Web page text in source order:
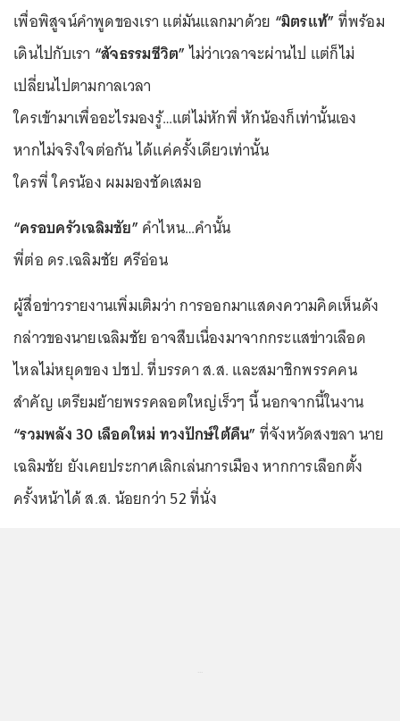
เพื่อพิสูจน์คำพูดของเรา แต่มันแลกมาด้วย “มิตรแท้” ที่พร้อม
เดินไปกับเรา “สัจธรรมชีวิต”ไม่ว่าเวลาจะผ่านไป แต่ก็ไม่
เปลี่ยนไปตามกาลเวลา
ใครเข้ามาเพื่ออะไรมองรู้…แต่ไม่หักพี่ หักน้องก็เท่านั้นเอง
หากไม่จริงใจต่อกัน ได้แค่ครั้งเดียวเท่านั้น
ใครพี่ ใครน้อง ผมมองชัดเสมอ
“ครอบครัวเฉลิมชัย” คำไหน…คำนั้น
พี่ต่อ ดร.เฉลิมชัย ศรีอ่อน
ผู้สื่อข่าวรายงานเพิ่มเติมว่า การออกมาแสดงความคิดเห็นดัง
กล่าวของนายเฉลิมชัย อาจสืบเนื่องมาจากกระแสข่าวเลือด
ไหลไม่หยุดของ ปชป. ที่บรรดา ส.ส. และสมาชิกพรรคคน
สำคัญ เตรียมย้ายพรรคลอตใหญ่เร็วๆ นี้ นอกจากนี้ในงาน
“รวมพลัง 30 เลือดใหม่ ทวงปักษ์ใต้คืน” ที่จังหวัดสงขลา นาย
เฉลิมชัย ยังเคยประกาศเลิกเล่นการเมือง หากการเลือกตั้ง
ครั้งหน้าได้ ส.ส. น้อยกว่า 52 ที่นั่ง